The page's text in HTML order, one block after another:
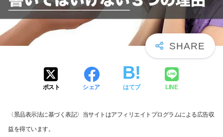
ポスト シェア はてブ LINE
〈景品表示法に基づく表記〉当サイトはアフィリエイトプログラムによる広告収
益を得ています。